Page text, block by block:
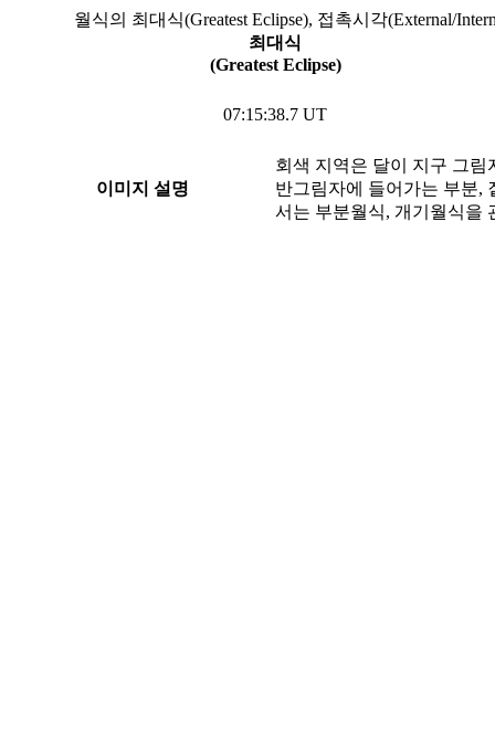
월식의 최대식(Greatest Eclipse), 접촉시각(External/
최대식
(Greatest Eclipse)
07:15:38.7 UT
이미지 설명
회색 지역은 달이 지구 그
반그림자에 들어가는 부분,
서는 부분월식, 개기월식을